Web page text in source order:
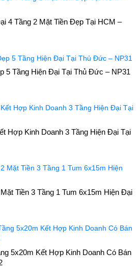
4 Tầng 2 Mặt Tiền Đẹp Tại HCM –
5 Tầng Hiện Đại Tại Thủ Đức – NP31
Hợp Kinh Doanh 3 Tầng Hiện Đại Tại
Tiền 3 Tầng 1 Tum 6x15m Hiện Đại
5x20m Kết Hợp Kinh Doanh Có Bán